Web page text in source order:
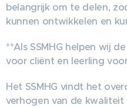
belangrijk om te delen,
kunnen ontwikkelen en
**Als SSMHG helpen wij
voor cliënt en leerling
Het SSMHG vindt het
verhogen van de